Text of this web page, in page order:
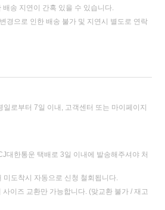
송 지연이 간혹 있을 수 있습니다.
경으로 인한 배송 불가 및 지연시 별도로 연락
로부터 7일 이내, 고객센터 또는 마이페이지
대한통운 택배로 3일 이내에 발송해주셔야 처
미도착시 자동으로 신청 철회됩니다.
사이즈 교환만 가능합니다. (맞교환 불가 / 재고